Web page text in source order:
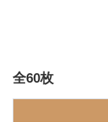
全60枚